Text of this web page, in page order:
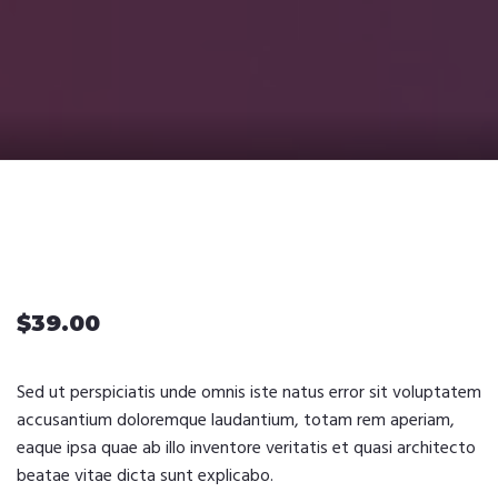
$39.00
Sed ut perspiciatis unde omnis iste natus error sit voluptatem
accusantium doloremque laudantium, totam rem aperiam,
eaque ipsa quae ab illo inventore veritatis et quasi architecto
beatae vitae dicta sunt explicabo.